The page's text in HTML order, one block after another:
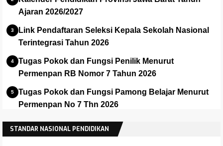
Ajaran 2026/2027
Link Pendaftaran Seleksi Kepala Sekolah Nasional
Terintegrasi Tahun 2026
Tugas Pokok dan Fungsi Penilik Menurut
Permenpan RB Nomor 7 Tahun 2026
Tugas Pokok dan Fungsi Pamong Belajar Menurut
Permenpan No 7 Thn 2026
Panduan dan Installer Apalikasi e-Rapor SMA Versi
2025.1
STANDAR NASIONAL PENDIDIKAN